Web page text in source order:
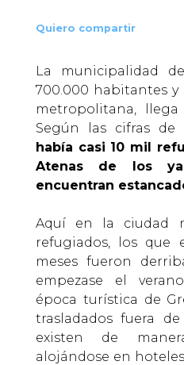
Quiero compartir
La municipalidad
700.000 habitantes y
metropolitana,
Según las cifras de
había casi 10 mil
Atenas de los
encuentran
Aquí en la ciudad
refugiados, los que
meses fueron
empezase el
época turística de
trasladados fuera
existen de
alojándose en